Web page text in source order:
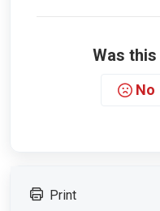
Was
No
Print